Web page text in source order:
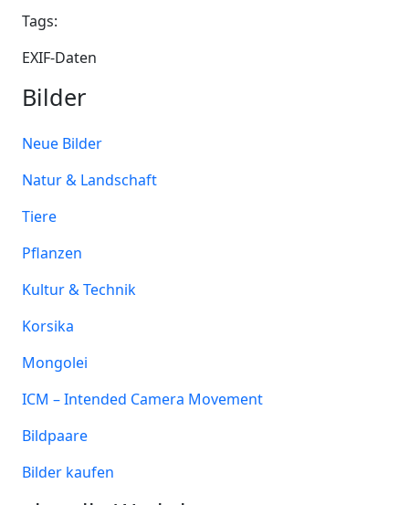
Tags:
EXIF-Daten
Bilder
Neue Bilder
Natur & Landschaft
Tiere
Pflanzen
Kultur & Technik
Korsika
Mongolei
ICM – Intended Camera Movement
Bildpaare
Bilder kaufen